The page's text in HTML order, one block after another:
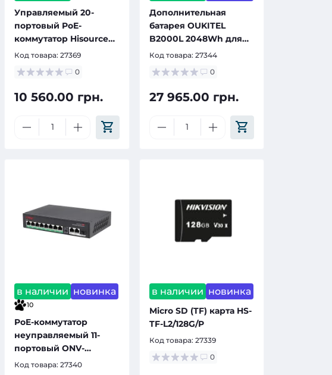
Управляемый 20-
портовый PoE-
коммутатор Hisource
Hi-S22-16GP2G2S с 16
Код товара:27369
0
10 560.00 грн.
Дополнительная
батарея OUKITEL
B2000L 2048Wh для
портативной
BP3000E
Код товара: 27344
0
27 965.00 грн.
в наличии новинка
10
PoE-коммутатор
неуправляемый 11-
портовый ONV-
H1108PFD
Код товара:27340
в наличии новинка
Micro SD (TF) карта HS-
TF-L2/128G/P
Код товара: 27339
0